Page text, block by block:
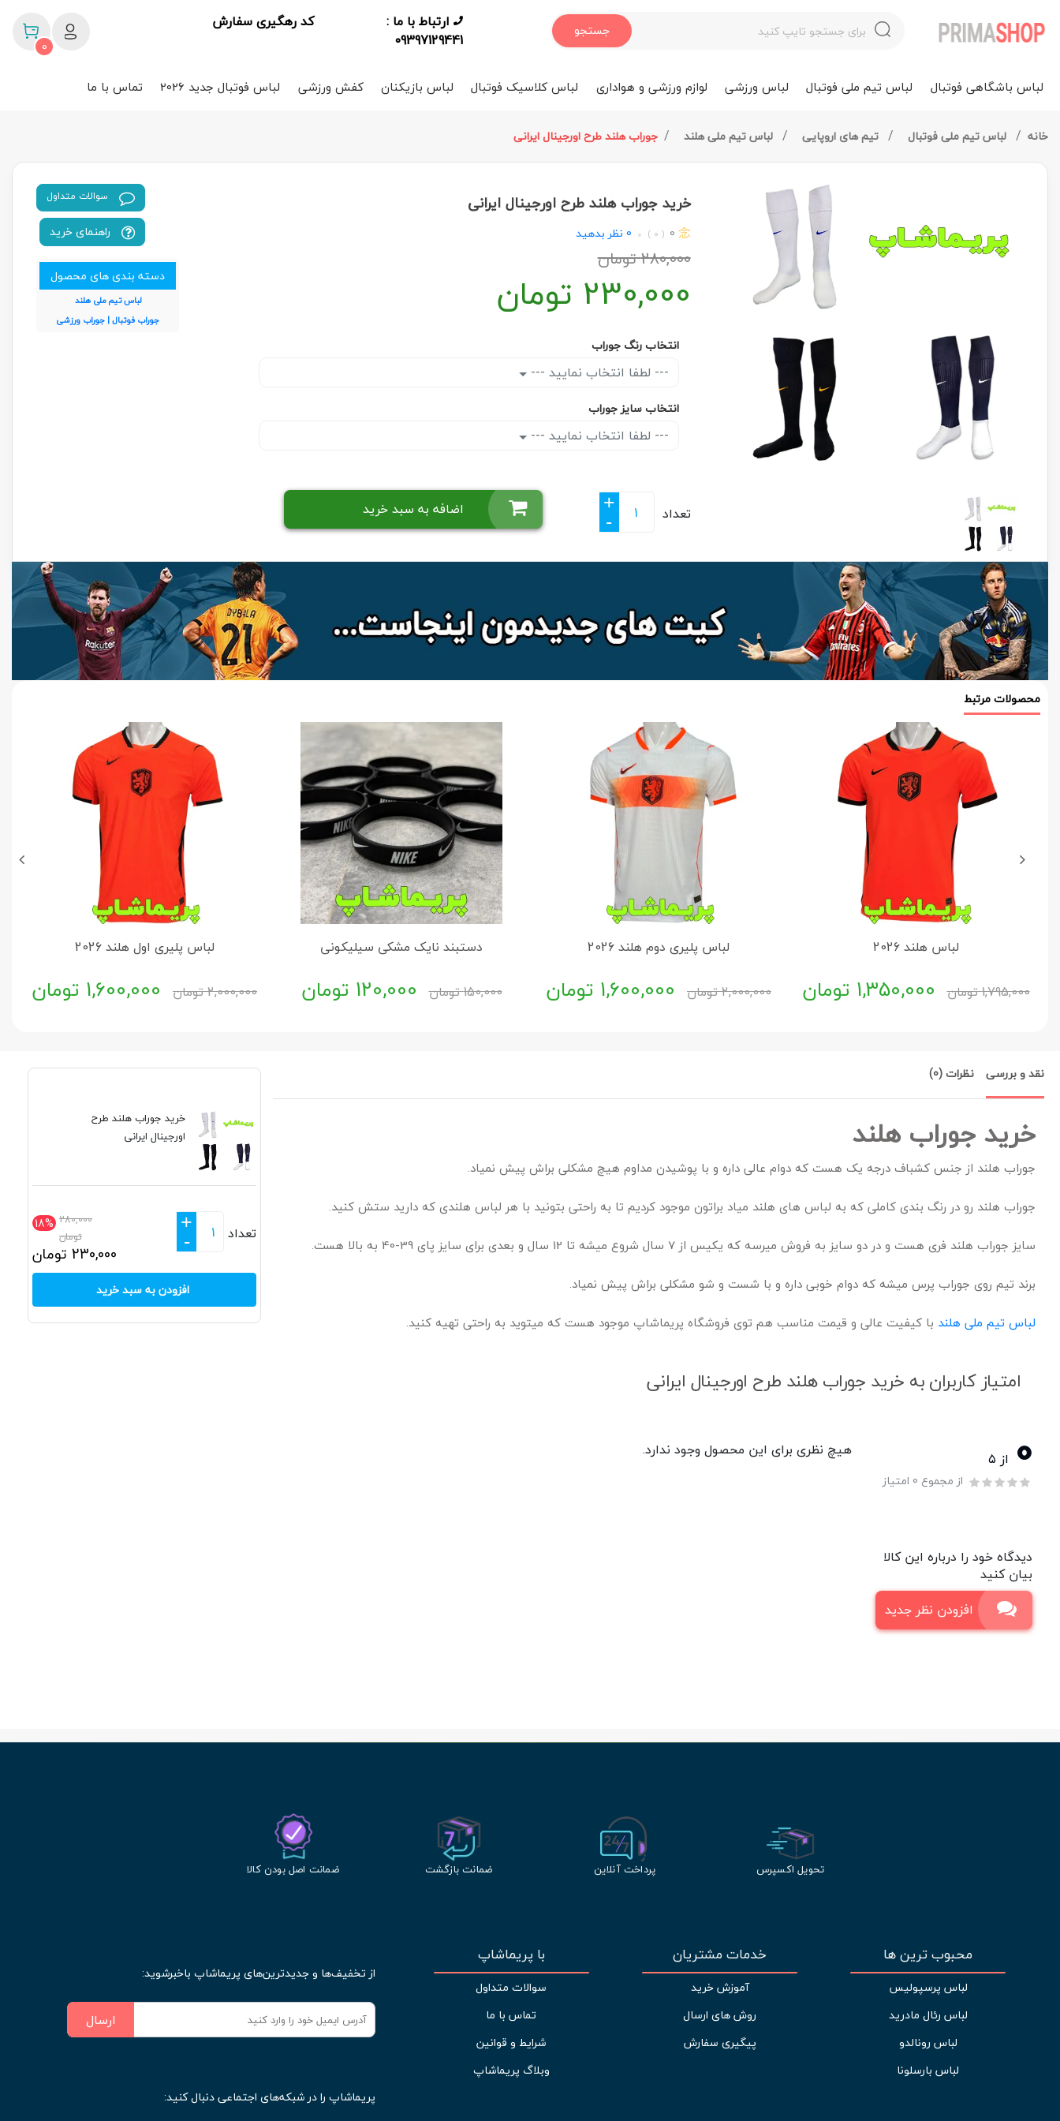
جستجو
ارتباط با ما :
09397129441
کد رهگیری سفارش
0
لباس باشگاهی فوتبال لباس تیم ملی فوتبال لباس ورزشی لوازم ورزشی و هواداری لباس کلاسیک فوتبال لباس بازیکنان کفش ورزشی لباس فوتبال جدید 2026 تماس با ما
خانه لباس تیم ملی فوتبال تیم های اروپایی لباس تیم ملی هلند جوراب هلند طرح اورجینال ایرانی
خرید جوراب هلند طرح اورجینال ایرانی
0
( 0 )
0 نظر بدهید
280,000تومان
230,000 تومان
انتخاب رنگ جوراب
--- لطفا انتخاب نمایید ---
انتخاب سایز جوراب
--- لطفا انتخاب نمایید ---
تعداد
+
-
اضافه به سبد خرید
سوالات متداول
راهنمای خرید
دسته بندی های محصول
لباس تیم ملی هلند
جوراب فوتبال | جوراب ورزشی
محصولات مرتبط
لباس هلند 2026
1,795,000تومان 1,350,000 تومان
لباس پلیری دوم هلند 2026
2,000,000تومان 1,600,000 تومان
دستبند نایک مشکی سیلیکونی
150,000تومان 120,000 تومان
لباس پلیری اول هلند 2026
2,000,000تومان 1,600,000 تومان
نقد و بررسی نظرات (0)
خرید جوراب هلند
جوراب هلند از جنس کشباف درجه یک هست که دوام عالی داره و با پوشیدن مداوم هیچ مشکلی براش پیش نمیاد.
جوراب هلند رو در رنگ بندی کاملی که به لباس های هلند میاد براتون موجود کردیم تا به راحتی بتونید با هر لباس هلندی که دارید ستش کنید.
سایز جوراب هلند فری هست و در دو سایز به فروش میرسه که یکیس از 7 سال شروع میشه تا 12 سال و بعدی برای سایز پای 39-40 به بالا هست.
برند تیم روی جوراب پرس میشه که دوام خوبی داره و با شست و شو مشکلی براش پیش نمیاد.
لباس تیم ملی هلند با کیفیت عالی و قیمت مناسب هم توی فروشگاه پریماشاپ موجود هست که میتوید به راحتی تهیه کنید.
امتیاز کاربران به خرید جوراب هلند طرح اورجینال ایرانی
0 از ۵
از مجموع 0 امتیاز
دیدگاه خود را درباره این کالا
بیان کنید
افزودن نظر جدید
هیچ نظری برای این محصول وجود ندارد.
خرید جوراب هلند طرح
اورجینال ایرانی
18% 280,000
تومان
230,000 تومان
تعداد
+
-
افزودن به سبد خرید
تحویل اکسپرس پرداخت آنلاین ضمانت بازگشت ضمانت اصل بودن کالا
محبوب ترین ها
لباس پرسپولیس
لباس رئال مادرید
لباس رونالدو
لباس بارسلونا
خدمات مشتریان
آموزش خرید
روش های ارسال
پیگیری سفارش
با پریماشاپ
سوالات متداول
تماس با ما
شرایط و قوانین
وبلاگ پریماشاپ
از تخفیف‌ها و جدیدترین‌های پریماشاپ باخبرشوید:
ارسال
پریماشاپ را در شبکه‌های اجتماعی دنبال کنید: